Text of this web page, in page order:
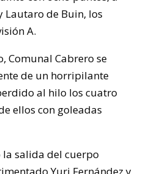
Lautaro de Buin, los
A.
Comunal Cabrero se
de un horripilante
al hilo los cuatro
ellos con goleadas
salida del cuerpo